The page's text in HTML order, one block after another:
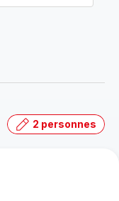
2 personnes